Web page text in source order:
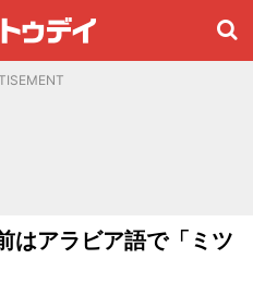
はアラビア語で「ミツ